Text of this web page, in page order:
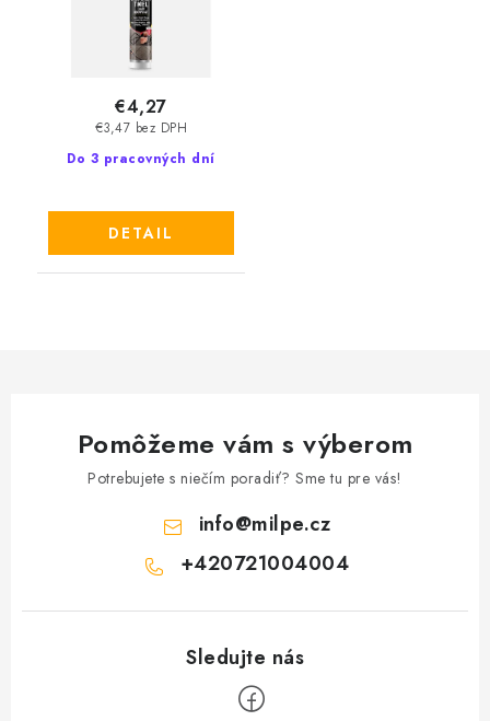
Do 3 pracovných dní
€3,47 bez DPH
€4,27
DETAIL
Pomôžeme vám s výberom
Potrebujete s niečím poradiť? Sme tu pre vás!
info@milpe.cz
+420721004004